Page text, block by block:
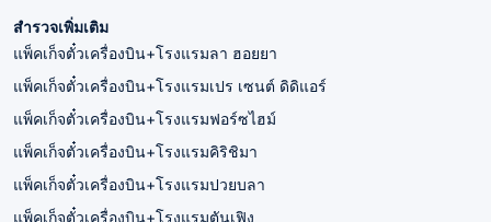
สำรวจเพิ่มเติม
แพ็คเก็จตั๋วเครื่องบิน+โรงแรมลา ฮอยยา
แพ็คเก็จตั๋วเครื่องบิน+โรงแรมเปร เซนต์ ดิดิแอร์
แพ็คเก็จตั๋วเครื่องบิน+โรงแรมฟอร์ซไฮม์
แพ็คเก็จตั๋วเครื่องบิน+โรงแรมคิริชิมา
แพ็คเก็จตั๋วเครื่องบิน+โรงแรมปวยบลา
แพ็คเก็จตั๋วเครื่องบิน+โรงแรมตันเฟิง